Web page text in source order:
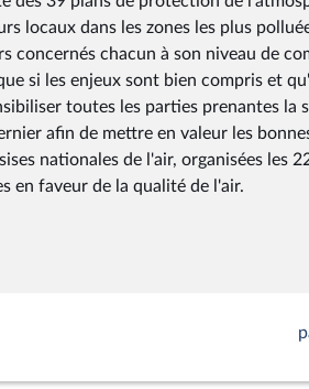
locaux dans les zones les plus
concernés chacun à son niveau de
si les enjeux sont bien compris et
toutes les parties prenantes la
afin de mettre en valeur les
nationales de l'air, organisées les
en faveur de la qualité de l'air.